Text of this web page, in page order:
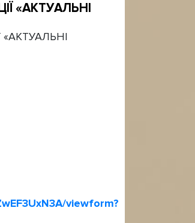
«АКТУАЛЬНІ
«АКТУАЛЬНІ
viewform?